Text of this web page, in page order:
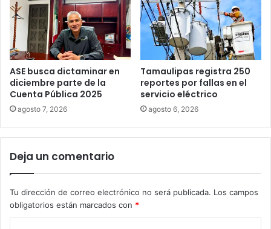
ASE busca dictaminar en
diciembre parte de la
Cuenta Pública 2025
agosto 7, 2026
Tamaulipas registra 250
reportes por fallas en el
servicio eléctrico
agosto 6, 2026
Deja un comentario
Tu dirección de correo electrónico no será publicada. Los campos
obligatorios están marcados con *